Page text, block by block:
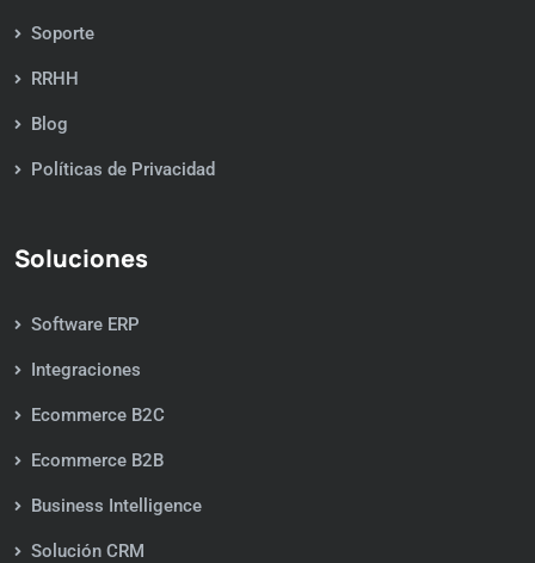
Soporte
RRHH
Blog
Políticas de Privacidad
Soluciones
Software ERP
Integraciones
Ecommerce B2C
Ecommerce B2B
Business Intelligence
Solución CRM